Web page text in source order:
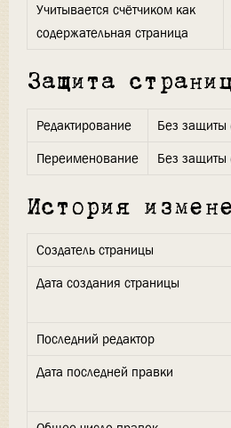
Учитывается счётчиком как
содержательная страница
Защита
Редактирование
Без защиты
Переименование
Без защиты
История
Создатель страницы
Дата создания страницы
Последний редактор
Дата последней правки